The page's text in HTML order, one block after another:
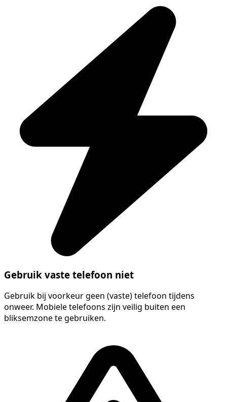
Gebruik vaste telefoon niet
Gebruik bij voorkeur geen (vaste) telefoon tijdens
onweer. Mobiele telefoons zijn veilig buiten een
bliksemzone te gebruiken.